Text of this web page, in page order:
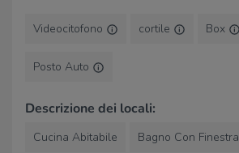
Videocitofono cortile Box
Posto Auto
Descrizione dei locali:
Cucina Abitabile Bagno Con Finestra